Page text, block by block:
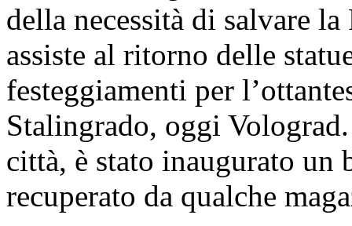
della necessità di salvare
assiste al ritorno delle
festeggiamenti per
Stalingrado, oggi
città, è stato inaugurato un
recuperato da qualche